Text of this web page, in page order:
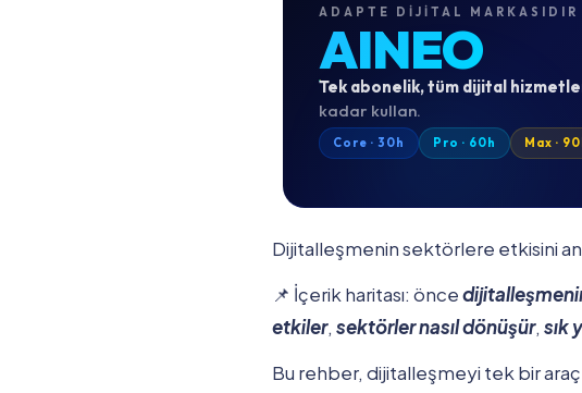
ADAPTE DIJITAL MARKASIDIR
AINEO
Tek abonelik, tüm dijital
kadar kullan.
Core · 30h Pro · 60h Max ·
Dijitalleşmenin sektörlere etkisini
📌 İçerik haritası: önce
etkiler, sektörler nasıl dönüşür, sık
Bu rehber, dijitalleşmeyi tek bir